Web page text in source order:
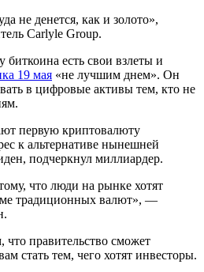
не денется, как и золото»,
Carlyle Group.
есть свои взлеты и
19 мая «не лучшим днем». Он
в цифровые активы тем, кто не
первую криптовалюту
к альтернативе нынешней
подчеркнул миллиардер.
что люди на рынке хотят
традиционных валют», —
правительство сможет
стать тем, чего хотят инвесторы.